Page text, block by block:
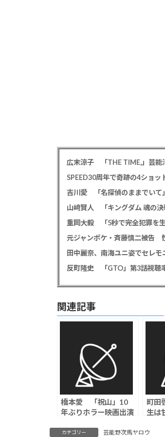
広末涼子 「THE TIME,」芸能
SPEED30周年で奇跡の4ショッ
吉川愛 「名探偵のままでいて
山﨑賢人 「キングダム 魂の決
元ジャンポケ・斉藤慎二被告
田中麗奈、南海ユニ姿でセレ
反町隆史 「GTO」第3話視聴
関連記事
橋本愛 「祝山」10
年ぶりホラー映画出演
を見終わった後に、逃
町田
生は
カテゴリー 芸能野次馬ヤロウ